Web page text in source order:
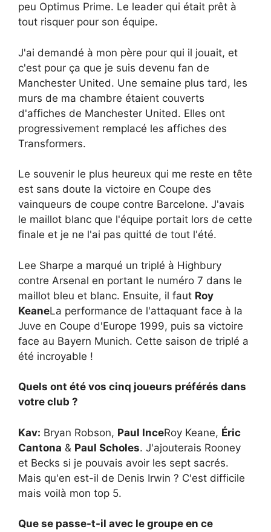
peu Optimus Prime. Le leader qui était prêt à
tout risquer pour son équipe.
J'ai demandé à mon père pour qui il jouait, et
c'est pour ça que je suis devenu fan de
Manchester United. Une semaine plus tard, les
murs de ma chambre étaient couverts
d'affiches de Manchester United. Elles ont
progressivement remplacé les affiches des
Transformers.
Le souvenir le plus heureux qui me reste en tête
est sans doute la victoire en Coupe des
vainqueurs de coupe contre Barcelone. J'avais
le maillot blanc que l'équipe portait lors de cette
finale et je ne l'ai pas quitté de tout l'été.
Lee Sharpe a marqué un triplé à Highbury
contre Arsenal en portant le numéro 7 dans le
maillot bleu et blanc. Ensuite, il faut Roy
KeaneLa performance de l'attaquant face à la
Juve en Coupe d'Europe 1999, puis sa victoire
face au Bayern Munich. Cette saison de triplé a
été incroyable !
Quels ont été vos cinq joueurs préférés dans
votre club ?
Kav: Bryan Robson, Paul InceRoy Keane, Éric
Cantona & Paul Scholes. J'ajouterais Rooney
et Becks si je pouvais avoir les sept sacrés.
Mais qu'en est-il de Denis Irwin ? C'est difficile
mais voilà mon top 5.
Que se passe-t-il avec le groupe en ce